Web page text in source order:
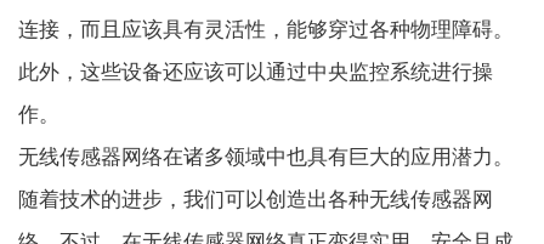
连接，而且应该具有灵活性，能够穿过各种物理障碍。
此外，这些设备还应该可以通过中央监控系统进行操
作。
无线传感器网络在诸多领域中也具有巨大的应用潜力。
随着技术的进步，我们可以创造出各种无线传感器网